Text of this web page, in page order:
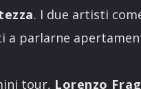
. I due artisti
a parlarne
tour, Lorenzo